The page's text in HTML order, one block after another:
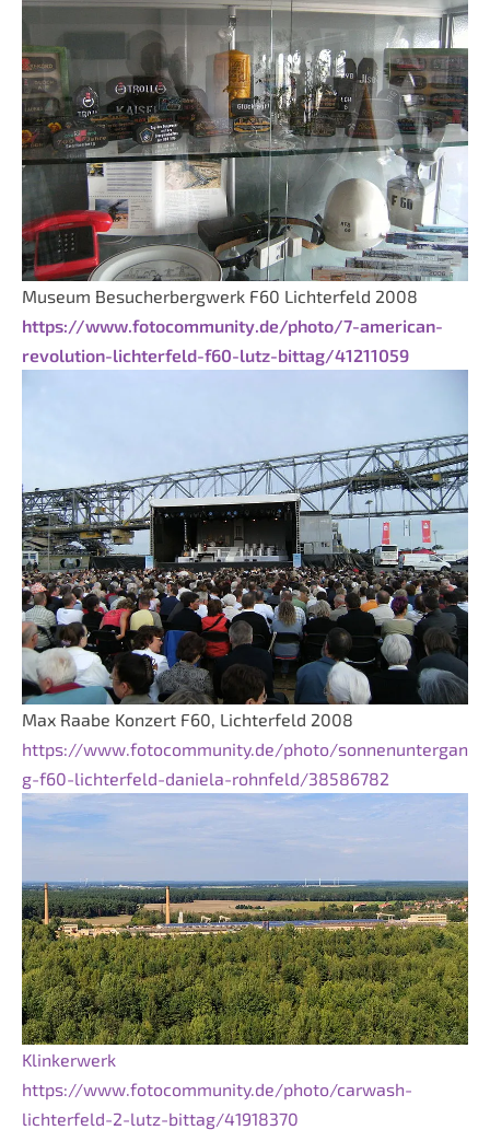
Museum Besucherbergwerk F60 Lichterfeld 2008
https://www.fotocommunity.de/photo/7-american-
revolution-lichterfeld-f60-lutz-bittag/41211059
Max Raabe Konzert F60, Lichterfeld 2008
https://www.fotocommunity.de/photo/sonnenuntergan
g-f60-lichterfeld-daniela-rohnfeld/38586782
Klinkerwerk
https://www.fotocommunity.de/photo/carwash-
lichterfeld-2-lutz-bittag/41918370